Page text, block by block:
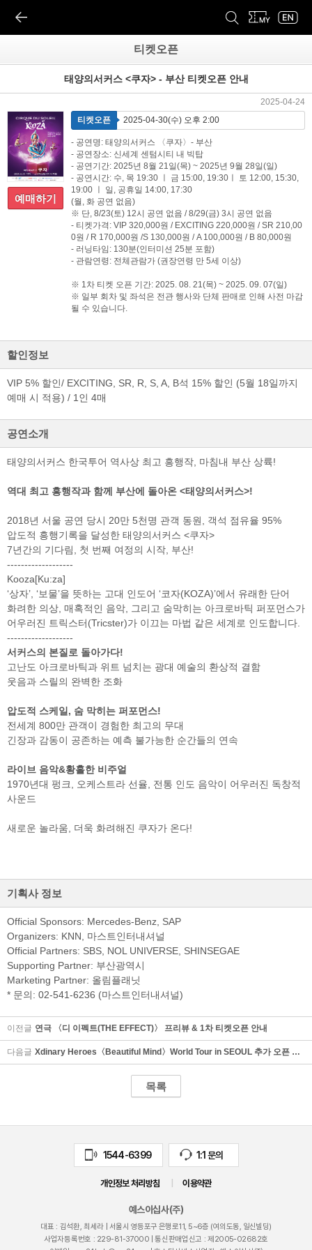
예
스 켓
티켓오픈
태양의서커스 <쿠자> - 부산 티켓오픈 안내
2025-04-24
예매하기
티켓오픈 2025-04-30(수) 오후 2:00
- 공연명: 태양의서커스 〈쿠자〉- 부산
- 공연장소: 신세계 센텀시티 내 빅탑
- 공연기간: 2025년 8월 21일(목) ~ 2025년 9월 28일(일)
- 공연시간: 수, 목 19:30 ㅣ 금 15:00, 19:30ㅣ 토 12:00, 15:30,
19:00 ㅣ 일, 공휴일 14:00, 17:30
(월, 화 공연 없음)
※ 단, 8/23(토) 12시 공연 없음 / 8/29(금) 3시 공연 없음
- 티켓가격: VIP 320,000원 / EXCITING 220,000원 / SR 210,00
0원 / R 170,000원 /S 130,000원 / A 100,000원 / B 80,000원
- 러닝타임: 130분(인터미션 25분 포함)
- 관람연령: 전체관람가 (권장연령 만 5세 이상)
※ 1차 티켓 오픈 기간: 2025. 08. 21(목) ~ 2025. 09. 07(일)
※ 일부 회차 및 좌석은 전관 행사와 단체 판매로 인해 사전 마감
될 수 있습니다.
할인정보
VIP 5% 할인/ EXCITING, SR, R, S, A, B석 15% 할인 (5월 18일까지
예매 시 적용) / 1인 4매
공연소개
태양의서커스 한국투어 역사상 최고 흥행작, 마침내 부산 상륙!
역대 최고 흥행작과 함께 부산에 돌아온 <태양의서커스>!
2018년 서울 공연 당시 20만 5천명 관객 동원, 객석 점유율 95%
압도적 흥행기록을 달성한 태양의서커스 <쿠자>
7년간의 기다림, 첫 번째 여정의 시작, 부산!
-------------------
Kooza[Ku:za]
‘상자’, ‘보물’을 뜻하는 고대 인도어 ‘코자(KOZA)’에서 유래한 단어
화려한 의상, 매혹적인 음악, 그리고 숨막히는 아크로바틱 퍼포먼스가
어우러진 트릭스터(Tricster)가 이끄는 마법 같은 세계로 인도합니다.
-------------------
서커스의 본질로 돌아가다!
고난도 아크로바틱과 위트 넘치는 광대 예술의 환상적 결함
웃음과 스릴의 완벽한 조화
압도적 스케일, 숨 막히는 퍼포먼스!
전세계 800만 관객이 경험한 최고의 무대
긴장과 감동이 공존하는 예측 불가능한 순간들의 연속
라이브 음악&황홀한 비주얼
1970년대 펑크, 오케스트라 선율, 전통 인도 음악이 어우러진 독창적
사운드
새로운 놀라움, 더욱 화려해진 쿠자가 온다!
기획사 정보
Official Sponsors: Mercedes-Benz, SAP
Organizers: KNN, 마스트인터내셔널
Official Partners: SBS, NOL UNIVERSE, SHINSEGAE
Supporting Partner: 부산광역시
Marketing Partner: 올림플래닛
* 문의: 02-541-6236 (마스트인터내셔널)
이전글 연극 〈디 이펙트(THE EFFECT)〉 프리뷰 & 1차 티켓오픈 안내
다음글 Xdinary Heroes〈Beautiful Mind〉World Tour in SEOUL 추가 오픈 안내
목록
1544-6399 1:1 문의
개인정보 처리방침 이용약관
예스이십사(주)
대표 : 김석환, 최세라 | 서울시 영등포구 은행로11, 5~6층 (여의도동, 일신빌딩)
사업자등록번호 : 229-81-37000 | 통신판매업신고 : 제2005-02682호